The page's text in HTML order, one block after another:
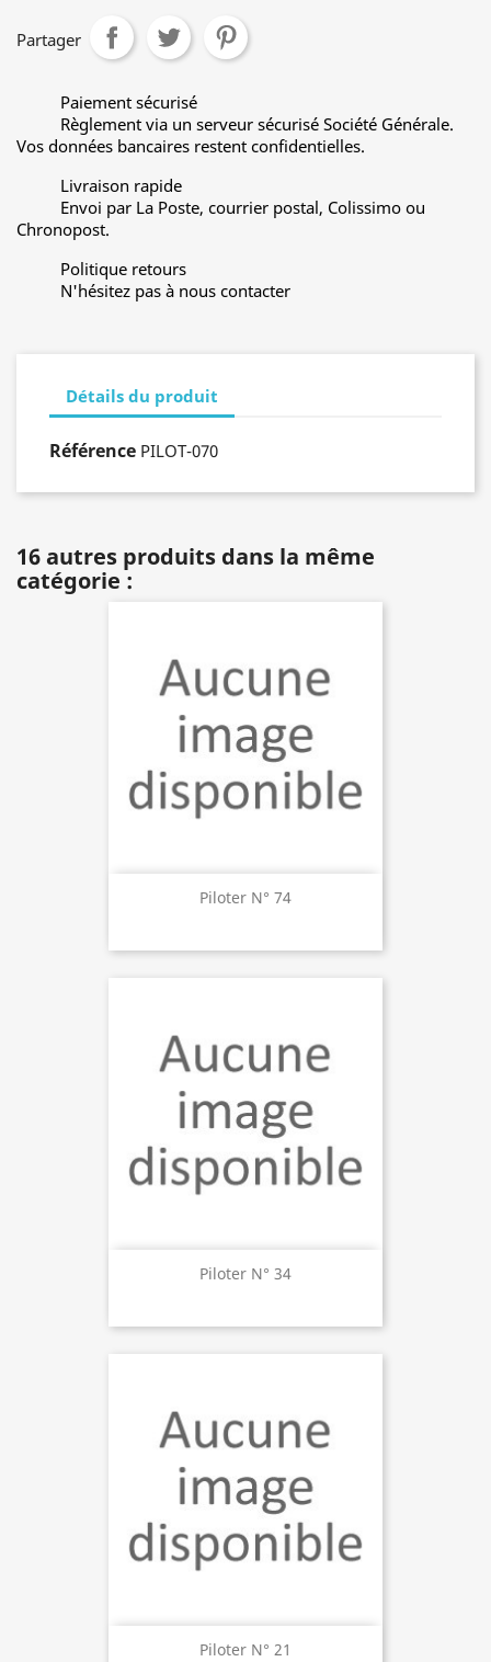
Partager
Paiement sécurisé
Règlement via un serveur sécurisé Société Générale.
Vos données bancaires restent confidentielles.
Livraison rapide
Envoi par La Poste, courrier postal, Colissimo ou
Chronopost.
Politique retours
N'hésitez pas à nous contacter
Détails du produit
Référence PILOT-070
16 autres produits dans la même
catégorie :
Piloter N° 74
Piloter N° 34
Piloter N° 21